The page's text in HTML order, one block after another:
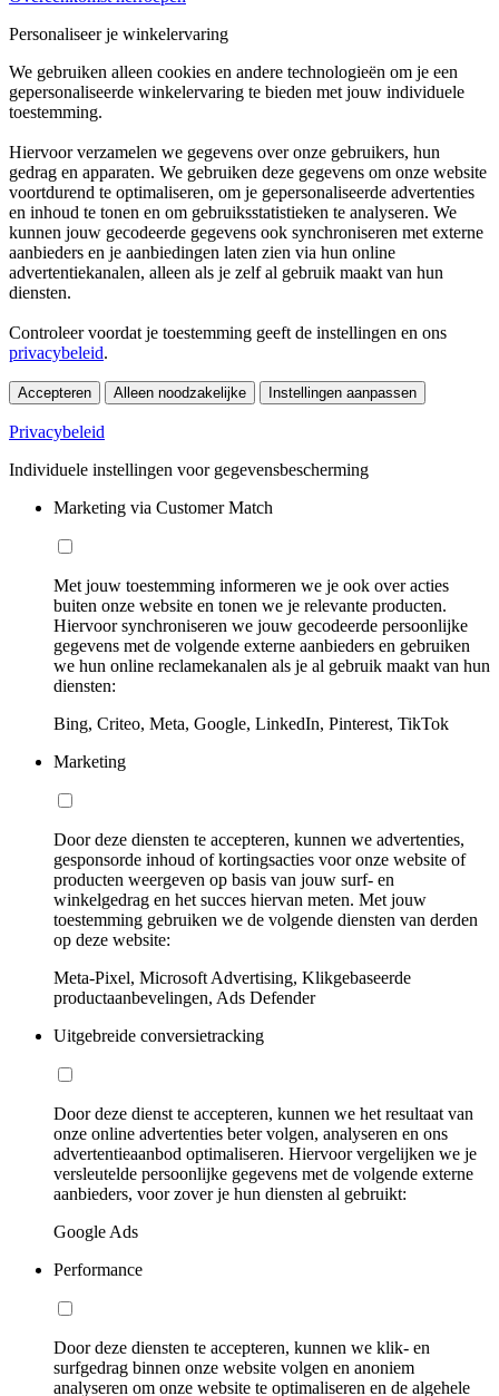
Personaliseer je winkelervaring
We gebruiken alleen cookies en andere technologieën om je een
gepersonaliseerde winkelervaring te bieden met jouw individuele
toestemming.
Hiervoor verzamelen we gegevens over onze gebruikers, hun
gedrag en apparaten. We gebruiken deze gegevens om onze website
voortdurend te optimaliseren, om je gepersonaliseerde advertenties
en inhoud te tonen en om gebruiksstatistieken te analyseren. We
kunnen jouw gecodeerde gegevens ook synchroniseren met externe
aanbieders en je aanbiedingen laten zien via hun online
advertentiekanalen, alleen als je zelf al gebruik maakt van hun
diensten.
Controleer voordat je toestemming geeft de instellingen en ons
privacybeleid.
Accepteren Alleen noodzakelijke Instellingen aanpassen
Privacybeleid
Individuele instellingen voor gegevensbescherming
Marketing via Customer Match
Met jouw toestemming informeren we je ook over acties
buiten onze website en tonen we je relevante producten.
Hiervoor synchroniseren we jouw gecodeerde persoonlijke
gegevens met de volgende externe aanbieders en gebruiken
we hun online reclamekanalen als je al gebruik maakt van hun
diensten:
Bing, Criteo, Meta, Google, LinkedIn, Pinterest, TikTok
Marketing
Door deze diensten te accepteren, kunnen we advertenties,
gesponsorde inhoud of kortingsacties voor onze website of
producten weergeven op basis van jouw surf- en
winkelgedrag en het succes hiervan meten. Met jouw
toestemming gebruiken we de volgende diensten van derden
op deze website:
Meta-Pixel, Microsoft Advertising, Klikgebaseerde
productaanbevelingen, Ads Defender
Uitgebreide conversietracking
Door deze dienst te accepteren, kunnen we het resultaat van
onze online advertenties beter volgen, analyseren en ons
advertentieaanbod optimaliseren. Hiervoor vergelijken we je
versleutelde persoonlijke gegevens met de volgende externe
aanbieders, voor zover je hun diensten al gebruikt:
Google Ads
Performance
Door deze diensten te accepteren, kunnen we klik- en
surfgedrag binnen onze website volgen en anoniem
analyseren om onze website te optimaliseren en de algehele